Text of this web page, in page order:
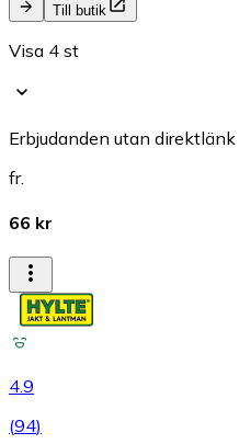
Till butik
Visa 4 st
Erbjudanden utan direktlänk
fr.
66 kr
4.9
(94)